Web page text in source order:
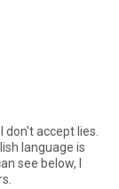
don't accept lies.
language is
see below, I